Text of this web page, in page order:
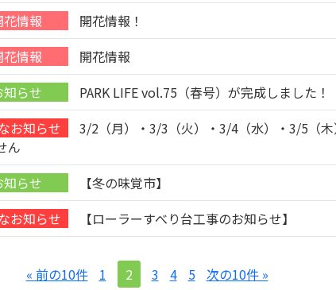
開花情報！
開花情報
PARK LIFE vol.75（春号）が完成しました！
3/2（月）・3/3（火）・3/4（水）・3/5（
ん
【冬の味覚市】
【ローラーすべり台工事のお知らせ】
« 前の10件 1 2 3 4 5 次の10件 »